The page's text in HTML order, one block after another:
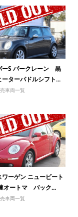
ーS パークレーン 黒
ーターパドルシフト...
車両一覧
ワーゲン ニュービート
オートマ バック...
車両一覧